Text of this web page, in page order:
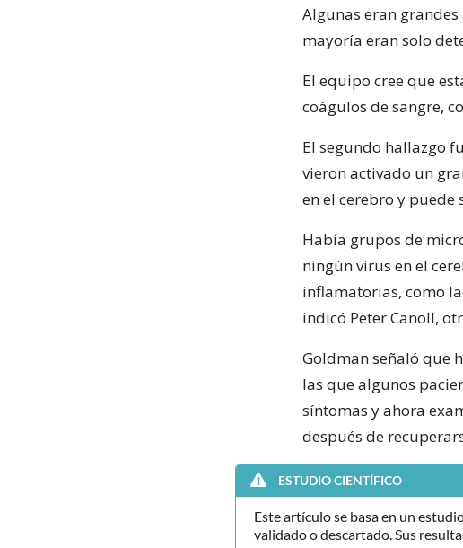
Algunas eran
mayoría eran solo
El equipo cree que
coágulos de sangre,
El segundo hallazgo
vieron activado un
en el cerebro y puede
Había grupos de
ningún virus en el
inflamatorias, como la
indicó Peter Canoll,
Goldman señaló que
las que algunos
síntomas y ahora
después de
ESTUDIO CIENTÍFICO
Este artículo se basa en un
validado o descartado. Sus